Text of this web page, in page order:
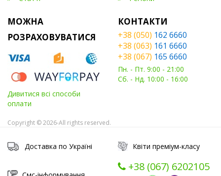
МОЖНА
РОЗРАХОВУВАТИСЯ
Дивитися всі способи
оплати
КОНТАКТИ
+38 (050) 162 6660
+38 (063) 161 6660
+38 (067) 165 6660
Пн. - Пт. 9:00 - 21:00
Сб. - Нд. 10:00 - 16:00
Copyright © 2026-All rights reserved.
Доставка по Україні Квіти преміум-класу
+38 (067) ‎6202105